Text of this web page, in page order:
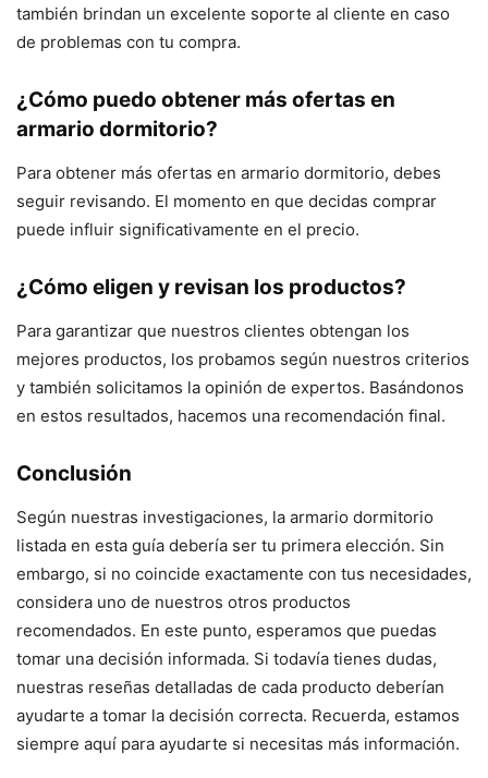
también brindan un excelente soporte al cliente en caso
de problemas con tu compra.
¿Cómo puedo obtener más ofertas en
armario dormitorio?
Para obtener más ofertas en armario dormitorio, debes
seguir revisando. El momento en que decidas comprar
puede influir significativamente en el precio.
¿Cómo eligen y revisan los productos?
Para garantizar que nuestros clientes obtengan los
mejores productos, los probamos según nuestros criterios
y también solicitamos la opinión de expertos. Basándonos
en estos resultados, hacemos una recomendación final.
Conclusión
Según nuestras investigaciones, la armario dormitorio
listada en esta guía debería ser tu primera elección. Sin
embargo, si no coincide exactamente con tus necesidades,
considera uno de nuestros otros productos
recomendados. En este punto, esperamos que puedas
tomar una decisión informada. Si todavía tienes dudas,
nuestras reseñas detalladas de cada producto deberían
ayudarte a tomar la decisión correcta. Recuerda, estamos
siempre aquí para ayudarte si necesitas más información.